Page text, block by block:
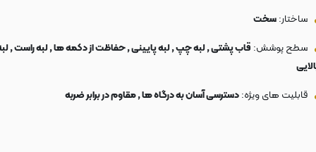
ساختار:سخت
سطح پوشش: قاب پشتی , لبه چپ , لبه پایینی , حفاظت از دکمه ها , لبه راست ,
قابلیت های ویژه:دسترسی آسان به درگاه ها , مقاوم در برابر ضربه